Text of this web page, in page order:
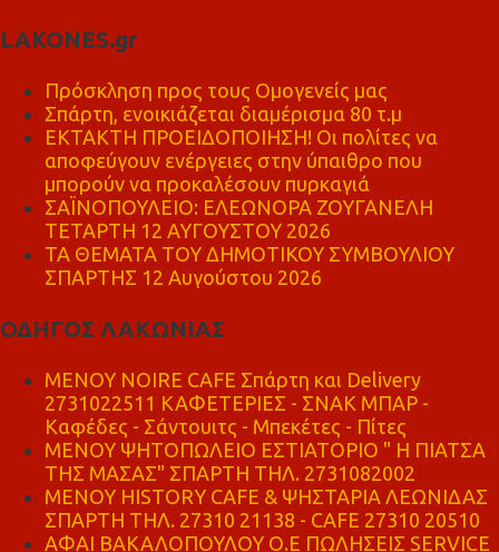
LAKONES.gr
Πρόσκληση προς τους Ομογενείς μας
Σπάρτη, ενοικιάζεται διαμέρισμα 80 τ.μ
ΕΚΤΑΚΤΗ ΠΡΟΕΙΔΟΠΟΙΗΣΗ! Οι πολίτες να
αποφεύγουν ενέργειες στην ύπαιθρο που
μπορούν να προκαλέσουν πυρκαγιά
ΣΑΪΝΟΠΟΥΛΕΙΟ: ΕΛΕΩΝΟΡΑ ΖΟΥΓΑΝΕΛΗ
ΤΕΤΑΡΤΗ 12 ΑΥΓΟΥΣΤΟΥ 2026
ΤΑ ΘΕΜΑΤΑ ΤΟΥ ΔΗΜΟΤΙΚΟΥ ΣΥΜΒΟΥΛΙΟΥ
ΣΠΑΡΤΗΣ 12 Αυγούστου 2026
ΟΔΗΓΟΣ ΛΑΚΩΝΙΑΣ
MENOY NOIRE CAFE Σπάρτη και Delivery
2731022511 ΚΑΦΕΤΕΡΙΕΣ - ΣΝΑΚ ΜΠΑΡ -
Καφέδες - Σάντουιτς - Μπεκέτες - Πίτες
ΜΕΝΟΥ ΨΗΤΟΠΩΛΕΙΟ ΕΣΤΙΑΤΟΡΙΟ " Η ΠΙΑΤΣΑ
ΤΗΣ ΜΑΣΑΣ" ΣΠΑΡΤΗ ΤΗΛ. 2731082002
ΜΕΝΟΥ HISTORY CAFE & ΨΗΣΤΑΡΙΑ ΛΕΩΝΙΔΑΣ
ΣΠΑΡΤΗ ΤΗΛ. 27310 21138 - CAFE 27310 20510
ΑΦΑΙ ΒΑΚΑΛΟΠΟΥΛΟΥ Ο.Ε ΠΩΛΗΣΕΙΣ SERVICE